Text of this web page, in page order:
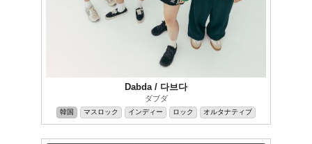
Dabda / 다브다
ダブダ
韓国 マスロック インディー ロック オルタナティブ